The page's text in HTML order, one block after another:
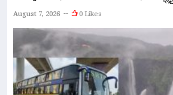
August 7, 2026 0 Likes